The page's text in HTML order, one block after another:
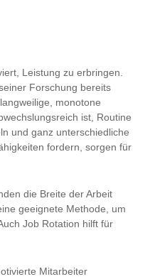
Leistung zu erbringen.
Forschung bereits
monotone
ist, Routine
und ganz unterschiedliche
fordern, sorgen für
die Breite der Arbeit
geeignete Methode, um
Job Rotation hilft für
Mitarbeiter